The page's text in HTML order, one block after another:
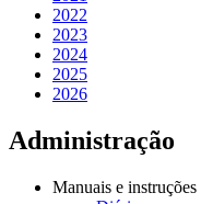
2022
2023
2024
2025
2026
Administração
Manuais e instruções